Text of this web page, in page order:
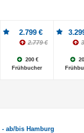
2.799 €
2.779 €
200 €
Frühbucher
ab/bis Hamburg